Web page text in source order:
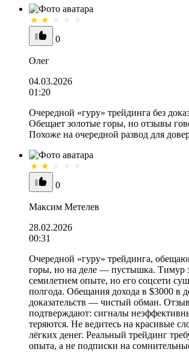
0
Олег
04.03.2026
01:20
Очередной «гуру» трейдинга без
Обещает золотые горы, но отзывы
Похоже на очередной развод для
0
Максим Метелев
28.02.2026
00:31
Очередной «гуру» трейдинга,
горы, но на деле — пустышка. Тимур
семилетнем опыте, но его соцсети
полгода. Обещания дохода в $3000 в
доказательств — чистый обман.
подтверждают: сигналы
теряются. Не ведитесь на красивые
лёгких денег. Реальный трейдинг
опыта, а не подписки на